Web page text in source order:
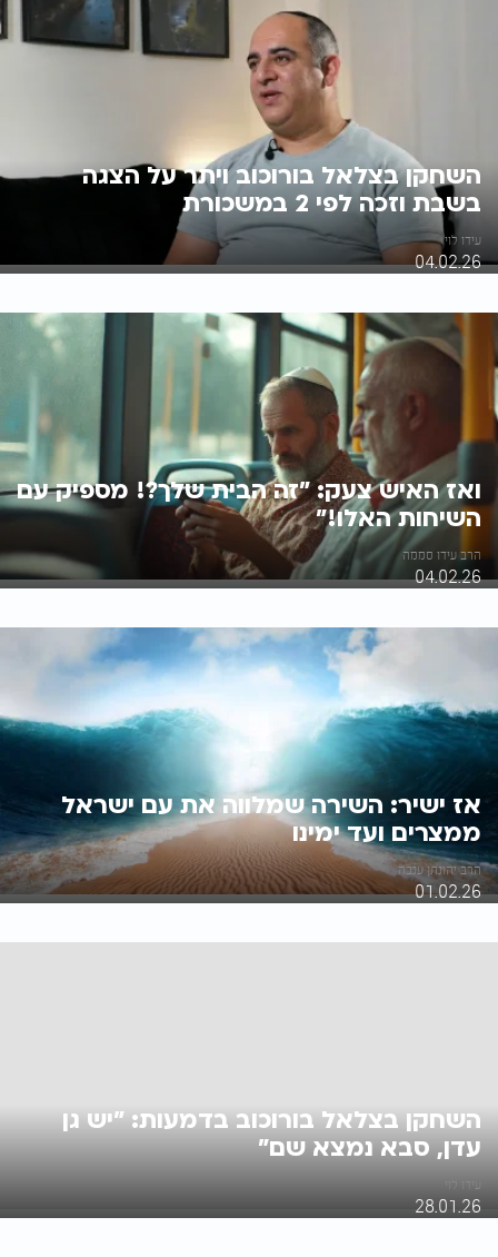
השחקן בצלאל בורוכוב ויתר על הצגה
בשבת וזכה לפי 2 במשכורת
עידו לוי
04.02.26
ואז האיש צעק: "זה הבית שלך?! מספיק עם
השיחות האלו!"
הרב עידו סממה
04.02.26
אז ישיר: השירה שמלווה את עם ישראל
ממצרים ועד ימינו
הרב יהונתן ענבה
01.02.26
השחקן בצלאל בורוכוב בדמעות: "יש גן
עדן, סבא נמצא שם"
עידו לוי
28.01.26